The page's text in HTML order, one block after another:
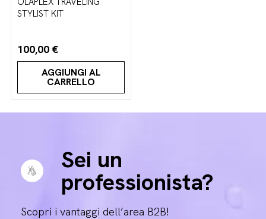
STYLIST KIT
100,00 €
AGGIUNGI AL
CARRELLO
Sei un
professionista?
Scopri i vantaggi dell’area B2B!